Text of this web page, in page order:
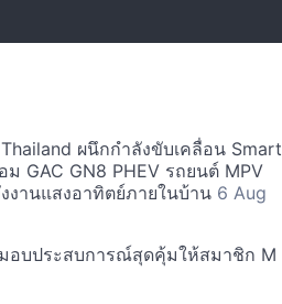
ผนึกกำลังขับเคลื่อน Smart
ม GAC GN8 PHEV รถยนต์ MPV
งานแสงอาทิตย์ภายในบ้าน 6 Aug
อบประสบการณ์สุดคุ้มให้สมาชิก M